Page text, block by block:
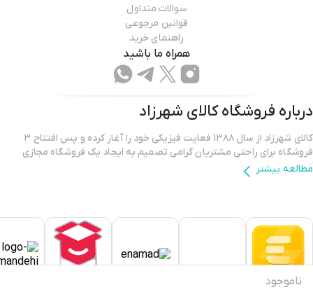
ناموجود
سوالات متداول
قوانین مرجوعی
راهنمای خرید
همراه ما باشید
درباره فروشگاهکالای شهرزاد
کالای شهرزاد از سال 13۸۸ فعایت فیزیکی خود را آغاز کرده و پس افتتاح ۳
فروشگاه برای راحتی مشتریان گرامی تصمیم به ایجاد یک فروشگاه مجازی
کرده.
فروشگاه اینترنتی کالای شهرزاد؛ بررسی، انتخاب و خرید آنلاین یک خرید
اینترنتی مطمئن، نیازمند فروشگاهی است که بتواند کالاهایی متنوع، باکیفیت
و دارای قیمت مناسب را در مدت زمان ی کوتاه به دست مشتریان خود برساند و
ضمانت بازگشت کالا هم داشته باشد؛ ویژگی‌هایی که فروشگاه اینترنتی کالای
شهرزاد بر روی آن‌ها کار کرده و توانسته از این طریق مشتریان ثابت خود را در
پلتفرم های دیگر داشته باشد.
مطالعه بیشتر